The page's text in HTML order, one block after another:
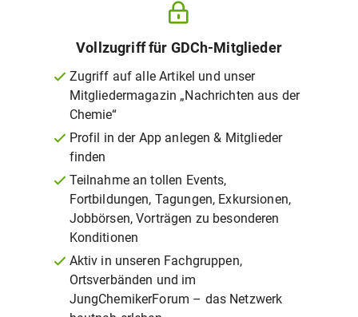
Vollzugriff für GDCh-Mitglieder
Zugriff auf alle Artikel und unser
Mitgliedermagazin „Nachrichten aus der
Chemie“
Profil in der App anlegen & Mitglieder
finden
Teilnahme an tollen Events,
Fortbildungen, Tagungen, Exkursionen,
Jobbörsen, Vorträgen zu besonderen
Konditionen
Aktiv in unseren Fachgruppen,
Ortsverbänden und im
JungChemikerForum – das Netzwerk